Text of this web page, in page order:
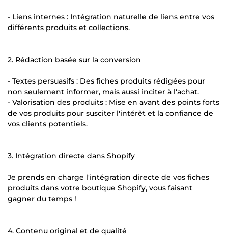
- Liens internes : Intégration naturelle de liens entre vos
différents produits et collections.
2. Rédaction basée sur la conversion
- Textes persuasifs : Des fiches produits rédigées pour
non seulement informer, mais aussi inciter à l'achat.
- Valorisation des produits : Mise en avant des points forts
de vos produits pour susciter l'intérêt et la confiance de
vos clients potentiels.
3. Intégration directe dans Shopify
Je prends en charge l'intégration directe de vos fiches
produits dans votre boutique Shopify, vous faisant
gagner du temps !
4. Contenu original et de qualité